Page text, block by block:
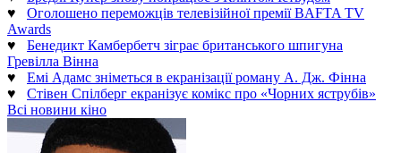
♥ Оголошено переможців телевізійної премії BAFTA TV
Awards
♥ Бенедикт Камбербетч зіграє британського шпигуна
Гревілла Вінна
♥ Емі Адамс зніметься в екранізації роману А. Дж. Фінна
♥ Стівен Спілберг екранізує комікс про «Чорних яструбів»
Всі новини кіно